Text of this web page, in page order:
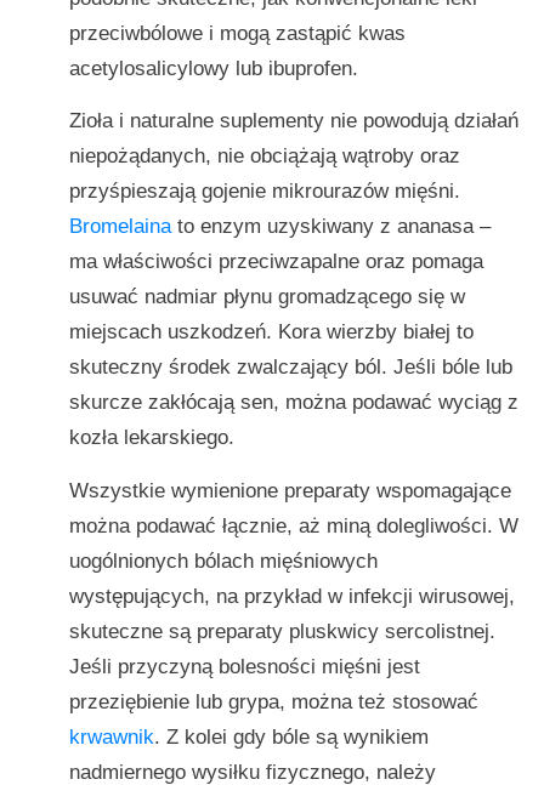
przeciwbólowe i mogą zastąpić kwas
acetylosalicylowy lub ibuprofen.
Zioła i naturalne suplementy nie powodują działań
niepożądanych, nie obciążają wątroby oraz
przyśpieszają gojenie mikrourazów mięśni.
Bromelainato enzym uzyskiwany z ananasa –
ma właściwości przeciwzapalne oraz pomaga
usuwać nadmiar płynu gromadzącego się w
miejscach uszkodzeń. Kora wierzby białej to
skuteczny środek zwalczający ból. Jeśli bóle lub
skurcze zakłócają sen, można podawać wyciąg z
kozła lekarskiego.
Wszystkie wymienione preparaty wspomagające
można podawać łącznie, aż miną dolegliwości. W
uogólnionych bólach mięśniowych
występujących, na przykład w infekcji wirusowej,
skuteczne są preparaty pluskwicy sercolistnej.
Jeśli przyczyną bolesności mięśni jest
przeziębienie lub grypa, można też stosować
krwawnik. Z kolei gdy bóle są wynikiem
nadmiernego wysiłku fizycznego, należy